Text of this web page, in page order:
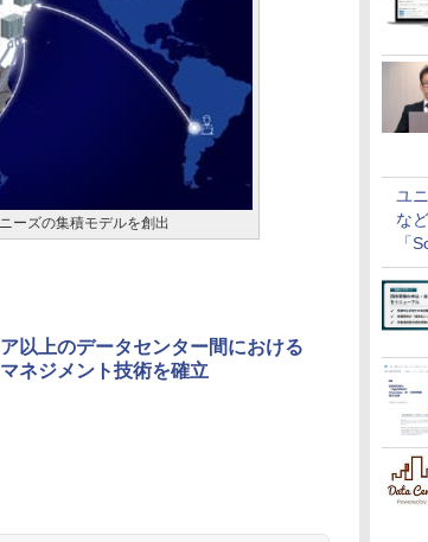
ユ
な
「
に
ーズの集積モデルを創出
以上のデータセンター間における
ネジメント技術を確立